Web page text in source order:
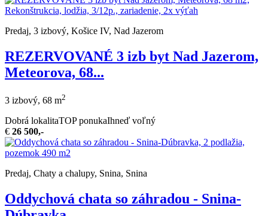
Predaj, 3 izbový, Košice IV, Nad Jazerom
REZERVOVANÉ 3 izb byt Nad Jazerom,
Meteorova, 68...
3 izbový, 68 m2
Dobrá lokalitaTOP ponukaIhneď voľný
€ 26 500,-
Predaj, Chaty a chalupy, Snina, Snina
Oddychová chata so záhradou - Snina-